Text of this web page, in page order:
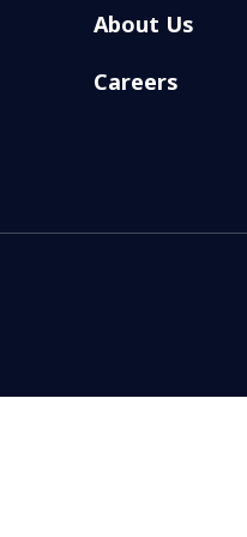
About Us
Careers